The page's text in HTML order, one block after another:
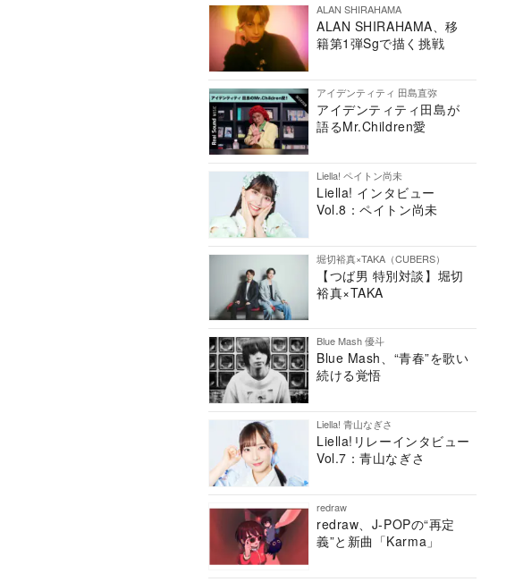
ALAN SHIRAHAMA
ALAN SHIRAHAMA、移
籍第1弾Sgで描く挑戦
アイデンティティ 田島直弥
アイデンティティ田島が
語るMr.Children愛
Liella! ペイトン尚未
Liella! インタビュー
Vol.8：ペイトン尚未
堀切裕真×TAKA（CUBERS）
【つば男 特別対談】堀切
裕真×TAKA
Blue Mash 優斗
Blue Mash、“青春”を歌い
続ける覚悟
Liella! 青山なぎさ
Liella!リレーインタビュー
Vol.7：青山なぎさ
redraw
redraw、J-POPの“再定
義”と新曲「Karma」